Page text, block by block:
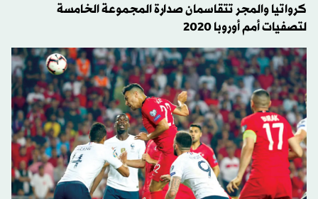
كرواتيا والمجر تتقاسمان صدارة المجموعة الخامسة
لتصفيات أمم أوروبا 2020